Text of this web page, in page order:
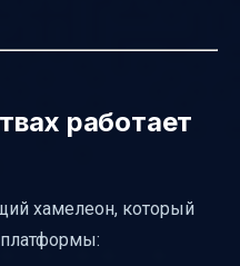
работает
хамелеон, который
платформы: